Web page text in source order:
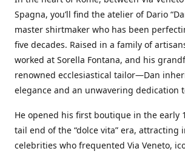
Spagna, you’ll find the atelier of Dario
master shirtmaker who has been
five decades. Raised in a family of
worked at Sorella Fontana, and his
renowned ecclesiastical tailor—Dan
elegance and an unwavering dedication
He opened his first boutique in the early
tail end of the “dolce vita” era, attracting
celebrities who frequented Via Veneto,